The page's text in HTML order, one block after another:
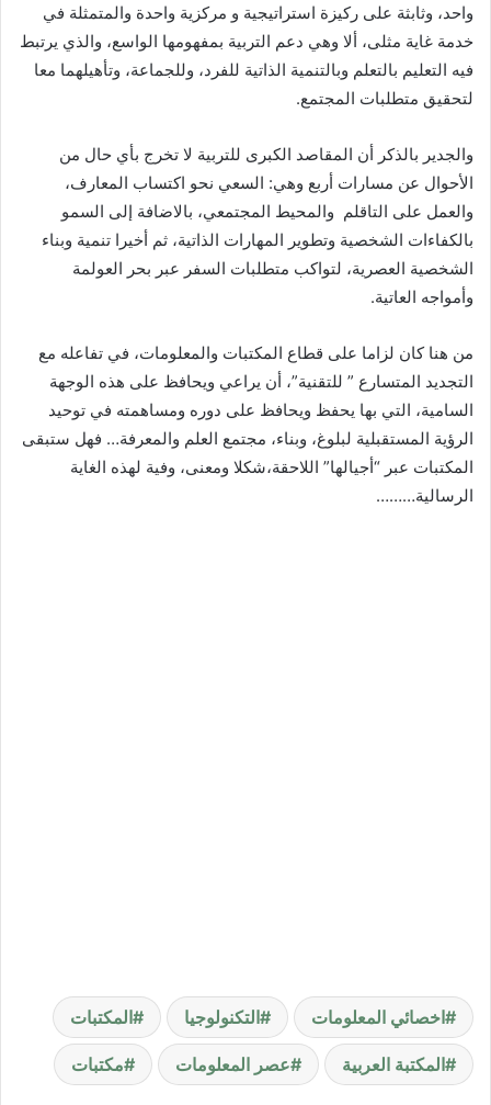
واحد، وثابثة على ركيزة استراتيجية و مركزية واحدة والمتمثلة في
خدمة غاية مثلى، ألا وهي دعم التربية بمفهومها الواسع، والذي يرتبط
فيه التعليم بالتعلم وبالتنمية الذاتية للفرد، وللجماعة، وتأهيلهما معا
لتحقيق متطلبات المجتمع.
والجدير بالذكر أن المقاصد الكبرى للتربية لا تخرج بأي حال من
الأحوال عن مسارات أربع وهي: السعي نحو اكتساب المعارف،
والعمل على التاقلم والمحيط المجتمعي، بالاضافة إلى السمو
بالكفاءات الشخصية وتطوير المهارات الذاتية، ثم أخيرا تنمية وبناء
الشخصية العصرية، لتواكب متطلبات السفر عبر بحر العولمة
وأمواجه العاتية.
من هنا كان لزاما على قطاع المكتبات والمعلومات، في تفاعله مع
التجديد المتسارع ” للتقنية”، أن يراعي ويحافظ على هذه الوجهة
السامية، التي بها يحفظ ويحافظ على دوره ومساهمته في توحيد
الرؤية المستقبلية لبلوغ، وبناء، مجتمع العلم والمعرفة… فهل ستبقى
المكتبات عبر “أجيالها” اللاحقة،شكلا ومعنى، وفية لهذه الغاية
الرسالية………
اخصائي المعلومات التكنولوجيا المكتبات
المكتبة العربية عصر المعلومات مكتبات